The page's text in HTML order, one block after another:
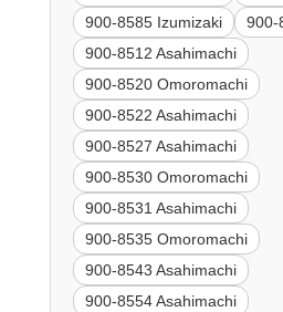
900-8585 Izumizaki
900-
900-8512 Asahimachi
900-8520 Omoromachi
900-8522 Asahimachi
900-8527 Asahimachi
900-8530 Omoromachi
900-8531 Asahimachi
900-8535 Omoromachi
900-8543 Asahimachi
900-8554 Asahimachi